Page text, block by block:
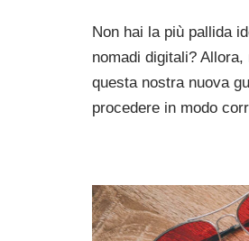
Non hai la più pallida
nomadi digitali?
questa nostra nuova
procedere in modo